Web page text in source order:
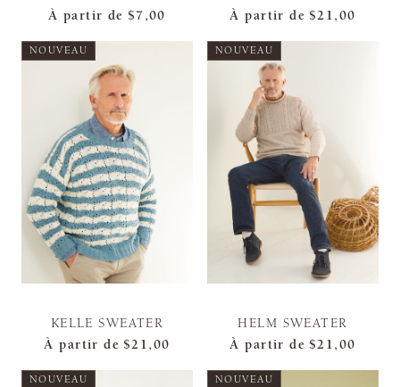
À partir de $7,00
À partir de $21,00
NOUVEAU
KELLE SWEATER
À partir de $21,00
NOUVEAU
HELM SWEATER
À partir de $21,00
NOUVEAU NOUVEAU